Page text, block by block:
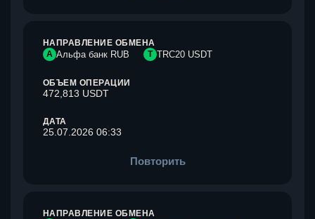
НАПРАВЛЕНИЕ ОБМЕНА
А Альфа банк RUB T TRC20 USDT
ОБЪЕМ ОПЕРАЦИИ
472,813 USDT
ДАТА
25.07.2026 06:33
Повторить
НАПРАВЛЕНИЕ ОБМЕНА